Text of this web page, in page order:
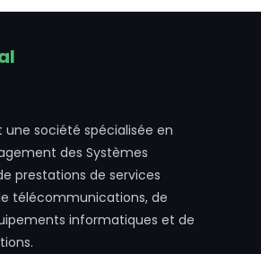
une société spécialisée en
des Systèmes
prestations de services
télécommunications, de
informatiques et de